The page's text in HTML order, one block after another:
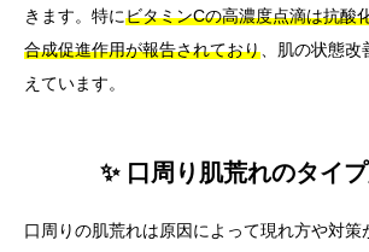
きます。特にビタミンCの高濃度点滴は抗酸
合成促進作用が報告されており 、肌の状態
えています。
✨ 口周り肌荒れのタイ
口周りの肌荒れは原因によって現れ方や対策